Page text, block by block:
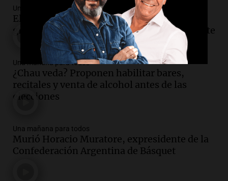
Una mañana para todos
El Festival del Poncho volvió a brillar con
grandes artistas, tradición y un tamal gigante
Una mañana para todos
¿Chau veda? Proponen habilitar bares,
recitales y venta de alcohol antes de las
elecciones
Una mañana para todos
Murió Horacio Muratore, expresidente de la
Confederación Argentina de Básquet